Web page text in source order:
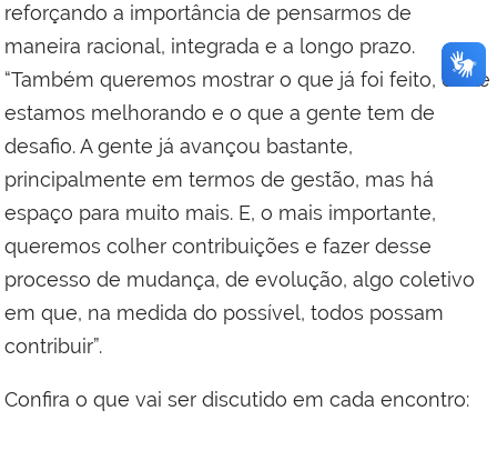
reforçando a importância de pensarmos de
maneira racional, integrada e a longo prazo.
“Também queremos mostrar o que já foi feito, onde
estamos melhorando e o que a gente tem de
desafio. A gente já avançou bastante,
principalmente em termos de gestão, mas há
espaço para muito mais. E, o mais importante,
queremos colher contribuições e fazer desse
processo de mudança, de evolução, algo coletivo
em que, na medida do possível, todos possam
contribuir”.
Confira o que vai ser discutido em cada encontro: